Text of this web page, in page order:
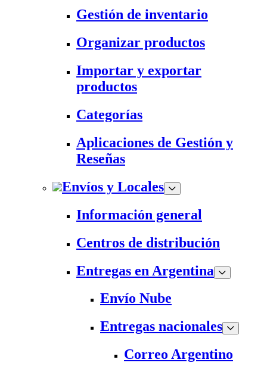
Gestión de inventario
Organizar productos
Importar y exportar
productos
Categorías
Aplicaciones de Gestión y
Reseñas
Envíos y Locales
Información general
Centros de distribución
Entregas en Argentina
Envío Nube
Entregas nacionales
Correo Argentino